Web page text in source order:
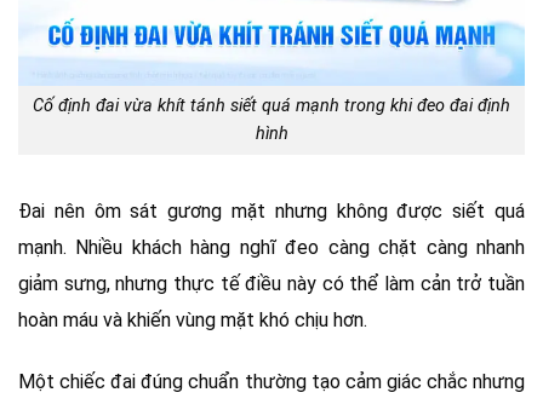
Cố định đai vừa khít tánh siết quá mạnh trong khi đeo đai định
hình
Đai nên ôm sát gương mặt nhưng không được siết quá
mạnh. Nhiều khách hàng nghĩ đeo càng chặt càng nhanh
giảm sưng, nhưng thực tế điều này có thể làm cản trở tuần
hoàn máu và khiến vùng mặt khó chịu hơn.
Một chiếc đai đúng chuẩn thường tạo cảm giác chắc nhưng